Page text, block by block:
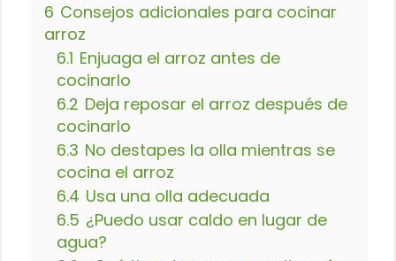
6 Consejos adicionales para cocinar
arroz
6.1 Enjuaga el arroz antes de
cocinarlo
6.2 Deja reposar el arroz después de
cocinarlo
6.3 No destapes la olla mientras se
cocina el arroz
6.4 Usa una olla adecuada
6.5 ¿Puedo usar caldo en lugar de
agua?